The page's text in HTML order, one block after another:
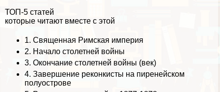
ТОП-5 статей
которые читают вместе с этой
1. Священная Римская империя
2. Начало столетней войны
3. Окончание столетней войны (век)
4. Завершение реконкисты на пиренейском
полуострове